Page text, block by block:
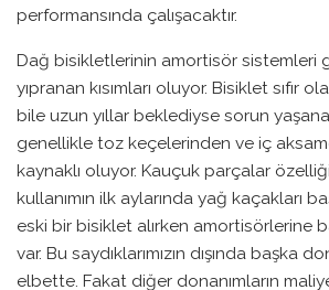
performansında çalışacaktır.
Dağ bisikletlerinin amortisör sistemleri
yıpranan kısımları oluyor. Bisiklet sıfır
bile uzun yıllar beklediyse sorun
genellikle toz keçelerinden ve iç
kaynaklı oluyor. Kauçuk parçalar
kullanımın ilk aylarında yağ kaçakları
eski bir bisiklet alırken amortisörlerine
var. Bu saydıklarımızın dışında başka
elbette. Fakat diğer donanımların